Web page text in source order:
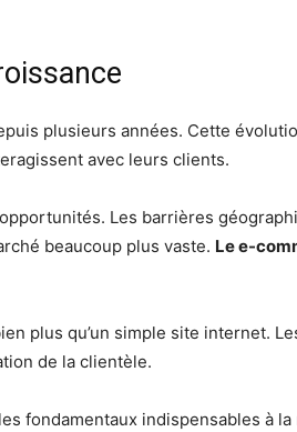
plusieurs années. Cette
avec leurs clients.
Les barrières
beaucoup plus vaste. Le e-
plus qu’un simple site internet.
de la clientèle.
fondamentaux indispensables à